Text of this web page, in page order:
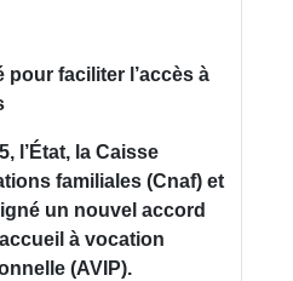
faciliter l’accès à
l’État, la Caisse
familiales (Cnaf) et
un nouvel accord
à vocation
(AVIP).